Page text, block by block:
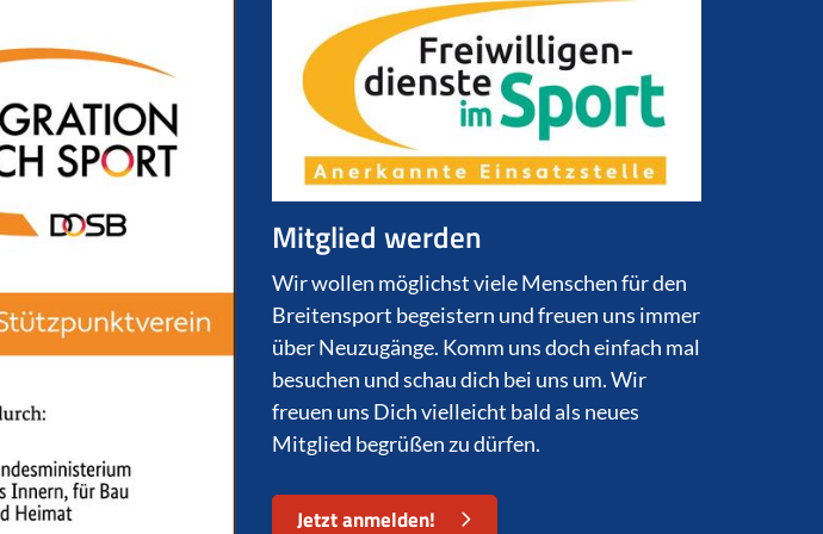
Mitglied werden
Wir wollen möglichst viele Menschen für den
Breitensport begeistern und freuen uns immer
über Neuzugänge. Komm uns doch einfach mal
besuchen und schau dich bei uns um. Wir
freuen uns Dich vielleicht bald als neues
Mitglied begrüßen zu dürfen.
Jetzt anmelden!